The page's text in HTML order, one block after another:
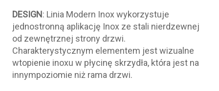
DESIGN: Linia Modern Inox wykorzystuje
jednostronną aplikację Inox ze stali nierdzewnej
od zewnętrznej strony drzwi.
Charakterystycznym elementem jest wizualne
wtopienie inoxu w płycinę skrzydła, która jest na
innympoziomie niż rama drzwi.